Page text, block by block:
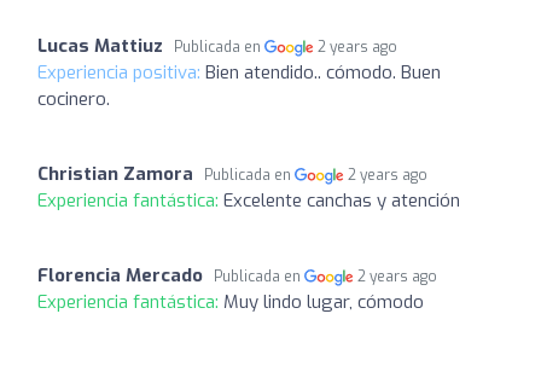
Lucas Mattiuz Publicada en 2 years ago
Experiencia positiva: Bien atendido.. cómodo. Buen
cocinero.
Christian Zamora Publicada en 2 years ago
Experiencia fantástica: Excelente canchas y atención
Florencia Mercado Publicada en 2 years ago
Experiencia fantástica: Muy lindo lugar, cómodo